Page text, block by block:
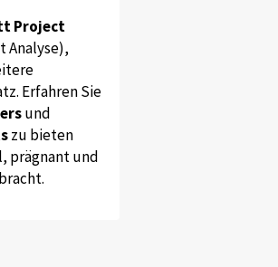
Project
Analyse),
Erfahren Sie
und
zu bieten
prägnant und